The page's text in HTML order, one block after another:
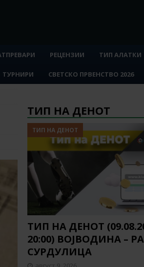
РЕЦЕНЗИИ ТИП АЛАТКИ
ТУРНИРИ СВЕТСКО ПРВЕНСТВО 2026
ТИП НА ДЕНОТ
ТИП НА ДЕНОТ
ТИП НА ДЕНОТ
20:00) ВОЈВОДИНА –
СУРДУЛИЦА